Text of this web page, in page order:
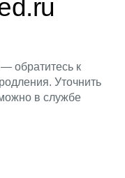
обратитесь к
Уточнить
в службе